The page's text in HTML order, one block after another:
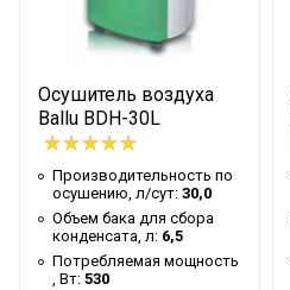
Рабочий ток, А
Уровень шума, дБ(А)
Хладагент
Размеры прибора, мм
Осушитель воздуха
Ballu BDH-30L
Производительность по
осушению, л/сут: 30,0
Объем бака для сбора
конденсата, л: 6,5
Потребляемая мощность
, Вт: 530